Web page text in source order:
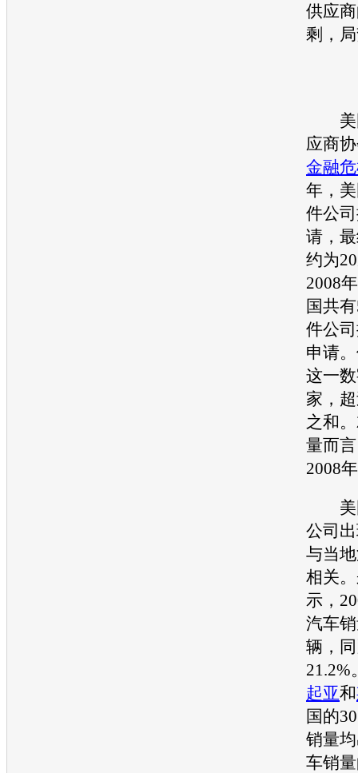
供应
剩，
美
应商
金融
年，
件公
请，
约为
2008
国共
件公
申请
这一
家，
之和
量而
2008
美
公司
与当地
相关
示，
汽车
辆，
21.2%
起亚和
国的
销量
车销